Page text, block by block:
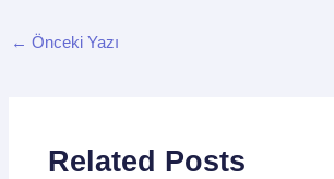
← Önceki Yazı
Related Posts